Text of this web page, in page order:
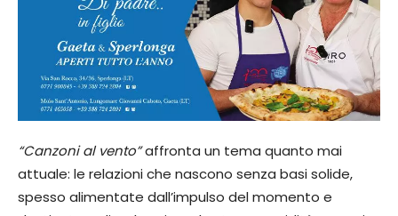
“Canzoni al vento”affronta un tema quanto mai
attuale: le relazioni che nascono senza basi solide,
spesso alimentate dall’impulso del momento e